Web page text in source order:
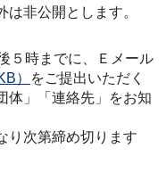
非公開とします。
５時までに、Ｅメール
）
をご提出いただく
体」「連絡先」をお知
り次第締め切ります